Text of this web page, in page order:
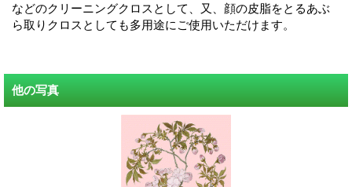
などのクリーニングクロスとして、又、顔の皮脂をとるあぶ
ら取りクロスとしても多用途にご使用いただけます。
他の写真